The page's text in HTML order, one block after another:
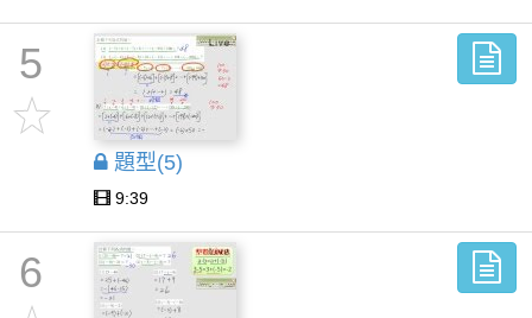
5
題型(5)
9:39
6